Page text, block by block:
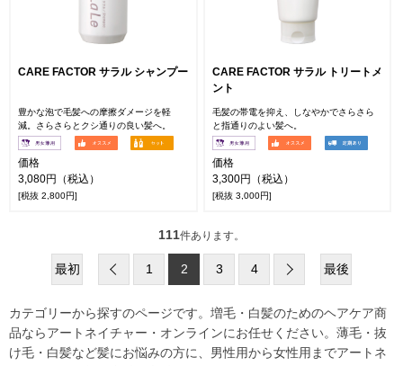
CARE FACTOR サラル シャンプー
豊かな泡で毛髪への摩擦ダメージを軽
減。さらさらとクシ通りの良い髪へ。
価格
3,080円（税込）
[税抜 2,800円]
CARE FACTOR サラル トリートメ
ント
毛髪の帯電を抑え、しなやかでさらさら
と指通りのよい髪へ。
価格
3,300円（税込）
[税抜 3,000円]
111件あります。
最初 1 2 3 4 最後
カテゴリーから探すのページです。増毛・白髪のためのヘアケア商
品ならアートネイチャー・オンラインにお任せください。薄毛・抜
け毛・白髪など髪にお悩みの方に、男性用から女性用までアートネ